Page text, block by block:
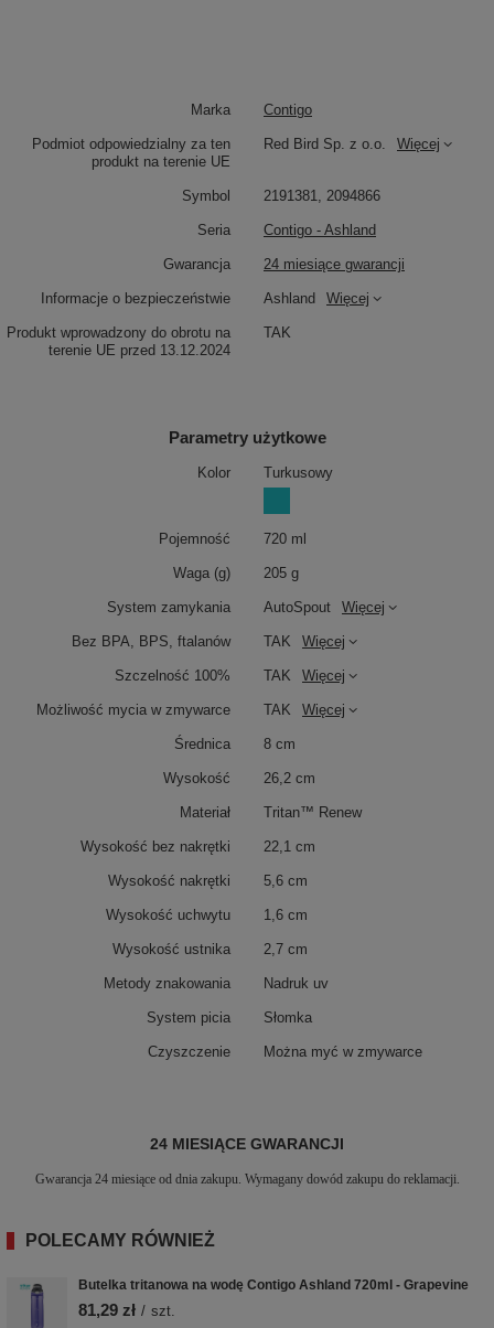
Marka Contigo
Podmiot odpowiedzialny za ten
produkt na terenie UE
Red Bird Sp. z o.o. Więcej
Symbol 2191381, 2094866
Seria Contigo - Ashland
Gwarancja 24 miesiące gwarancji
Informacje o bezpieczeństwie Ashland Więcej
Produkt wprowadzony do obrotu na
terenie UE przed 13.12.2024
TAK
Parametry użytkowe
Kolor Turkusowy
Pojemność 720 ml
Waga (g) 205 g
System zamykania AutoSpout Więcej
Bez BPA, BPS, ftalanów TAK Więcej
Szczelność 100% TAK Więcej
Możliwość mycia w zmywarce TAK Więcej
Średnica 8 cm
Wysokość 26,2 cm
Materiał Tritan™ Renew
Wysokość bez nakrętki 22,1 cm
Wysokość nakrętki 5,6 cm
Wysokość uchwytu 1,6 cm
Wysokość ustnika 2,7 cm
Metody znakowania Nadruk uv
System picia Słomka
Czyszczenie Można myć w zmywarce
24 MIESIĄCE GWARANCJI
Gwarancja 24 miesiące od dnia zakupu. Wymagany dowód zakupu do reklamacji.
POLECAMY RÓWNIEŻ
Butelka tritanowa na wodę Contigo Ashland 720ml - Grapevine
81,29 zł / szt.